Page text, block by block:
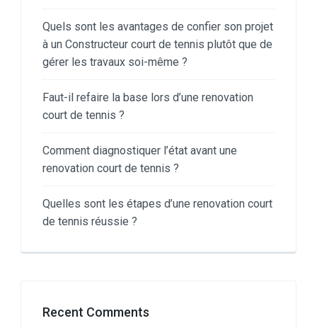
Quels sont les avantages de confier son projet
à un Constructeur court de tennis plutôt que de
gérer les travaux soi-même ?
Faut-il refaire la base lors d’une renovation
court de tennis ?
Comment diagnostiquer l’état avant une
renovation court de tennis ?
Quelles sont les étapes d’une renovation court
de tennis réussie ?
Recent Comments